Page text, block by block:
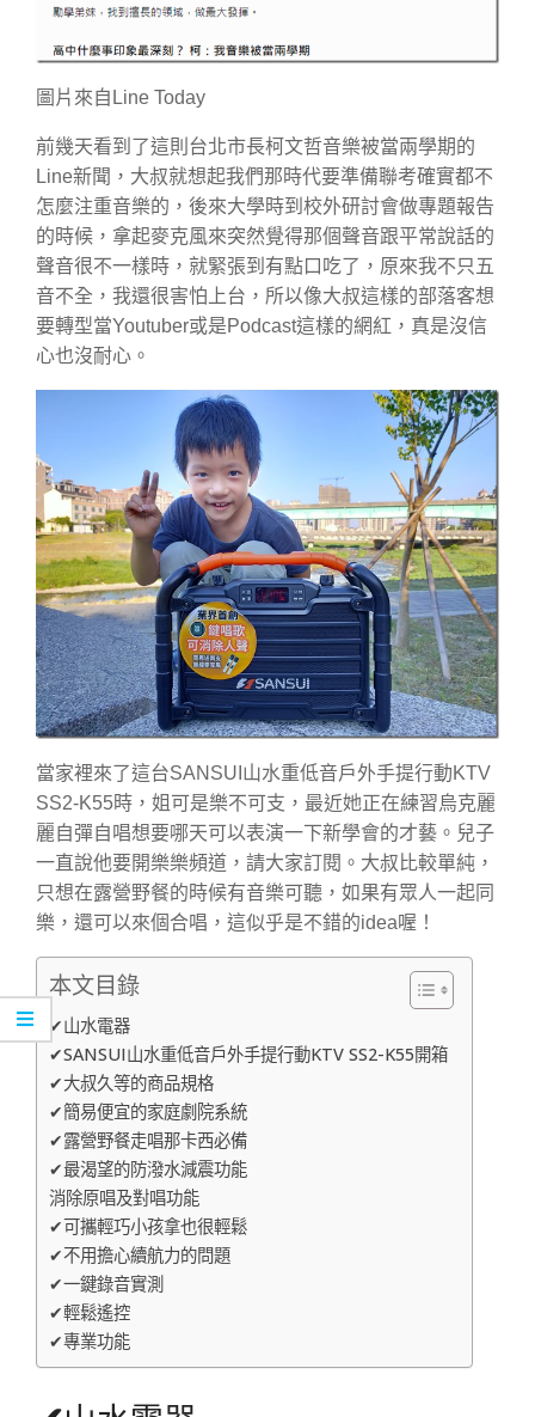
圖片來自Line Today
前幾天看到了這則台北市長柯文哲音樂被當兩學期的
Line新聞，大叔就想起我們那時代要準備聯考確實都不
怎麼注重音樂的，後來大學時到校外研討會做專題報告
的時候，拿起麥克風來突然覺得那個聲音跟平常說話的
聲音很不一樣時，就緊張到有點口吃了，原來我不只五
音不全，我還很害怕上台，所以像大叔這樣的部落客想
要轉型當Youtuber或是Podcast這樣的網紅，真是沒信
心也沒耐心。
當家裡來了這台SANSUI山水重低音戶外手提行動KTV
SS2-K55時，姐可是樂不可支，最近她正在練習烏克麗
麗自彈自唱想要哪天可以表演一下新學會的才藝。兒子
一直說他要開樂樂頻道，請大家訂閱。大叔比較單純，
只想在露營野餐的時候有音樂可聽，如果有眾人一起同
樂，還可以來個合唱，這似乎是不錯的idea喔！
本文目錄
✔山水電器
✔SANSUI山水重低音戶外手提行動KTV SS2-K55開箱
✔大叔久等的商品規格
✔簡易便宜的家庭劇院系統
✔露營野餐走唱那卡西必備
✔最渴望的防潑水減震功能
消除原唱及對唱功能
✔可攜輕巧小孩拿也很輕鬆
✔不用擔心續航力的問題
✔一鍵錄音實測
✔輕鬆遙控
✔專業功能